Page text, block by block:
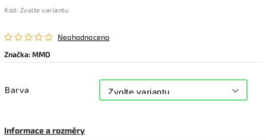
Kód: Zvolte variantu
Neohodnoceno
Značka:MMO
Barva
Informace a rozměry